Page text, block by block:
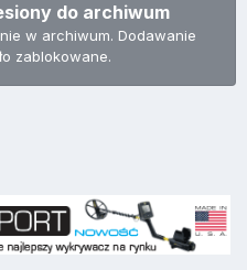
do archiwum
w archiwum. Dodawanie
zablokowane.